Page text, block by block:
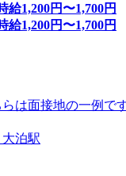
給1,200円〜1,700円
給1,200円〜1,700円
は面接地の一例で
泊駅